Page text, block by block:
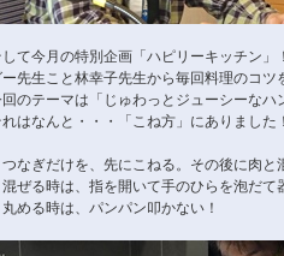
して今月の特別企画「ハピリーキッチン」！
ー先生こと林幸子先生から毎回料理のコツ
のテーマは「じゅわっとジューシーなハ
れはなんと・・・「こね方」にありました！
つなぎだけを、先にこねる。その後に肉と
混ぜる時は、指を開いて手のひらを泡だて
丸める時は、パンパン叩かない！